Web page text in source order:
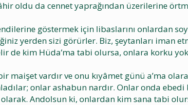
oldu da cennet yaprağından üzerilerine
göstermek için libaslarını onlardan
yerden sizi görürler. Biz, şeytanları iman
de kim Hüda’ma tabi olursa, onlara korku
vardır ve onu kıyâmet günü a’ma
onlar ashabun nardır. Onlar onda ebedi
Andolsun ki, onlardan kim sana tabi